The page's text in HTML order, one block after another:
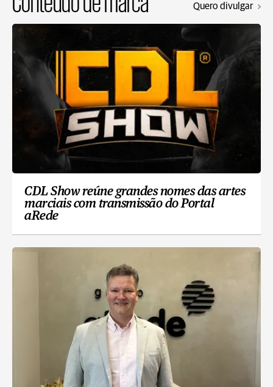
Quero divulgar
CDL Show reúne grandes nomes das artes
marciais com transmissão do Portal
aRede